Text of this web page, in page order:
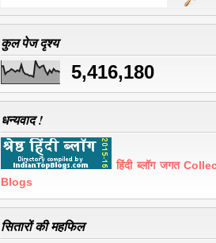
कुल पेज दृश्य
5,416,180
धन्यवाद !
हिंदी ब्लॉग जगत
Blogs
सितारों की महफिल